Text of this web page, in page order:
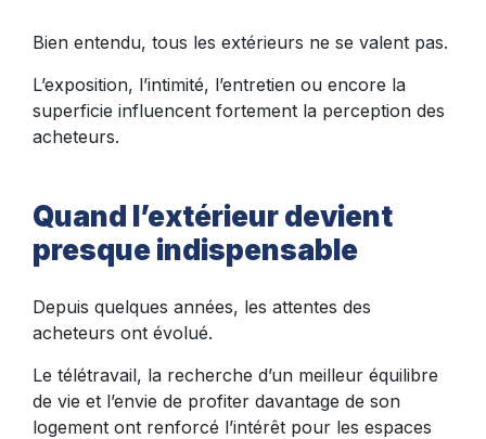
Bien entendu, tous les extérieurs ne se valent pas.
L’exposition, l’intimité, l’entretien ou encore la
superficie influencent fortement la perception des
acheteurs.
Quand l’extérieur devient
presque indispensable
Depuis quelques années, les attentes des
acheteurs ont évolué.
Le télétravail, la recherche d’un meilleur équilibre
de vie et l’envie de profiter davantage de son
logement ont renforcé l’intérêt pour les espaces